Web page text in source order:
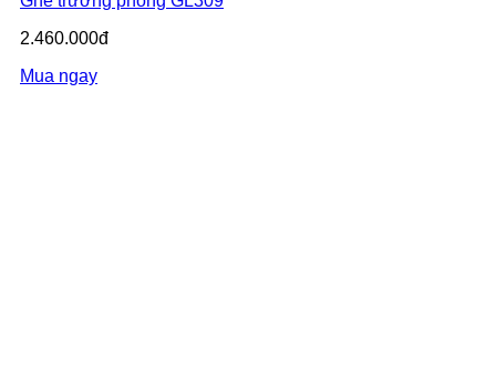
2.460.000đ
Mua ngay